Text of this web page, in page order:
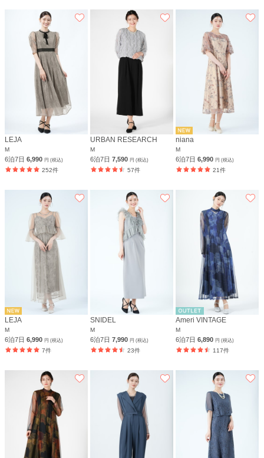
LEJA
M
6泊7日 6,990 円 (税込)
252件
URBAN RESEARCH
M
6泊7日7,590円 (税込)
57件
niana
M
6泊7日6,990円 (税込)
21件
LEJA
M
6泊7日 6,990 円 (税込)
7件
SNIDEL
M
6泊7日7,990円 (税込)
23件
Ameri VINTAGE
M
6泊7日6,890円 (税込)
117件